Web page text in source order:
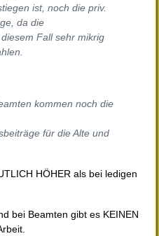
ist, noch die priv.
da die
Fall sehr mikrig
kommen noch die
für die Alte und
HÖHER als bei ledigen
bei Beamten gibt es KEINEN